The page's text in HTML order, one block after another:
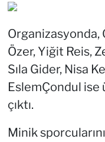
Organizasyonda,
Özer, Yiğit Reis,
Sıla Gider, Nisa
EslemÇondul
çıktı.
Minik